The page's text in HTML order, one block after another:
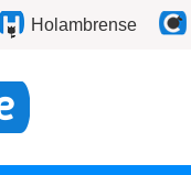
Holambrense